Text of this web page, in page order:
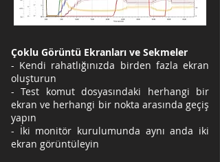
Çoklu Görüntü Ekranları ve Sekmeler
- Kendi rahatlığınızda birden fazla ekran
oluşturun
- Test komut dosyasındaki herhangi bir
ekran ve herhangi bir nokta arasında geçiş
yapın
- İki monitör kurulumunda aynı anda iki
ekran görüntüleyin